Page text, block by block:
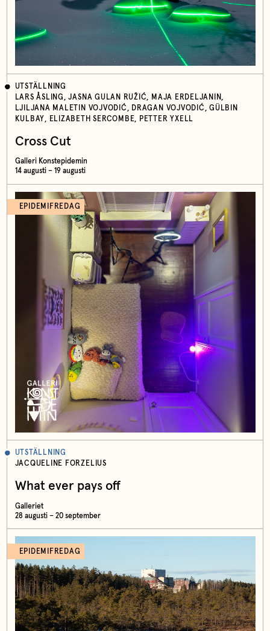
UTSTÄLLNING
LARS ÅSLING, JASNA GULAN RUŽIĆ, MAJA ERDELJANIN,
LJILJANA MALETIN VOJVODIĆ, DRAGAN VOJVODIĆ, GÜLBIN
KULBAY, ELIZABETH SERCOMBE, PETTER YXELL
Cross Cut
Galleri Konstepidemin
14 augusti – 19 augusti
EPIDEMIFREDAG
UTSTÄLLNING
JACQUELINE FORZELIUS
What ever pays off
Galleriet
28 augusti – 20 september
EPIDEMIFREDAG